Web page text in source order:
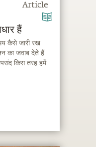
Article
हैं
कैसे जारी रख
का जवाब देते हैं
किस तरह हमें